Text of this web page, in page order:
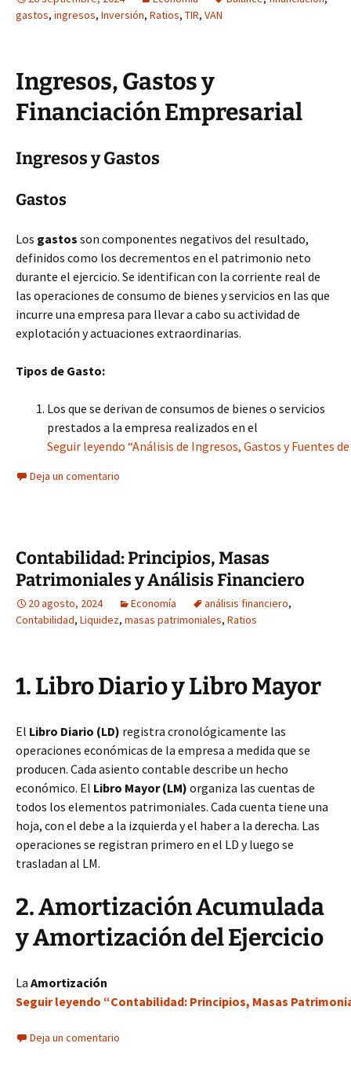
gastos, ingresos, Inversión, Ratios, TIR, VAN
Ingresos, Gastos y
Financiación Empresarial
Ingresos y Gastos
Gastos
Los gastos son componentes negativos del resultado,
definidos como los decrementos en el patrimonio neto
durante el ejercicio. Se identifican con la corriente real de
las operaciones de consumo de bienes y servicios en las que
incurre una empresa para llevar a cabo su actividad de
explotación y actuaciones extraordinarias.
Tipos de Gasto:
Los que se derivan de consumos de bienes o servicios
prestados a la empresa realizados en el
Seguir leyendo “Análisis de Ingresos, Gastos y Fuentes
Deja un comentario
Contabilidad: Principios, Masas
Patrimoniales y Análisis Financiero
20 agosto, 2024 Economía análisis financiero,
Contabilidad, Liquidez, masas patrimoniales, Ratios
1. Libro Diario y Libro Mayor
El Libro Diario (LD) registra cronológicamente las
operaciones económicas de la empresa a medida que se
producen. Cada asiento contable describe un hecho
económico. El Libro Mayor (LM) organiza las cuentas de
todos los elementos patrimoniales. Cada cuenta tiene una
hoja, con el debe a la izquierda y el haber a la derecha. Las
operaciones se registran primero en el LD y luego se
trasladan al LM.
2. Amortización Acumulada
y Amortización del Ejercicio
La Amortización
Seguir leyendo “Contabilidad: Principios, Masas
Deja un comentario